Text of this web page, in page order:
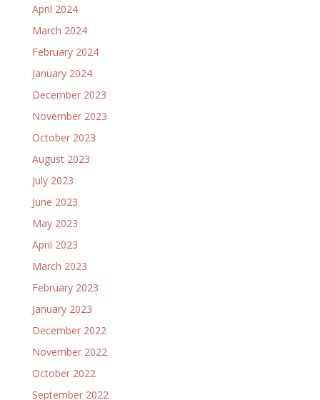
April 2024
March 2024
February 2024
January 2024
December 2023
November 2023
October 2023
August 2023
July 2023
June 2023
May 2023
April 2023
March 2023
February 2023
January 2023
December 2022
November 2022
October 2022
September 2022